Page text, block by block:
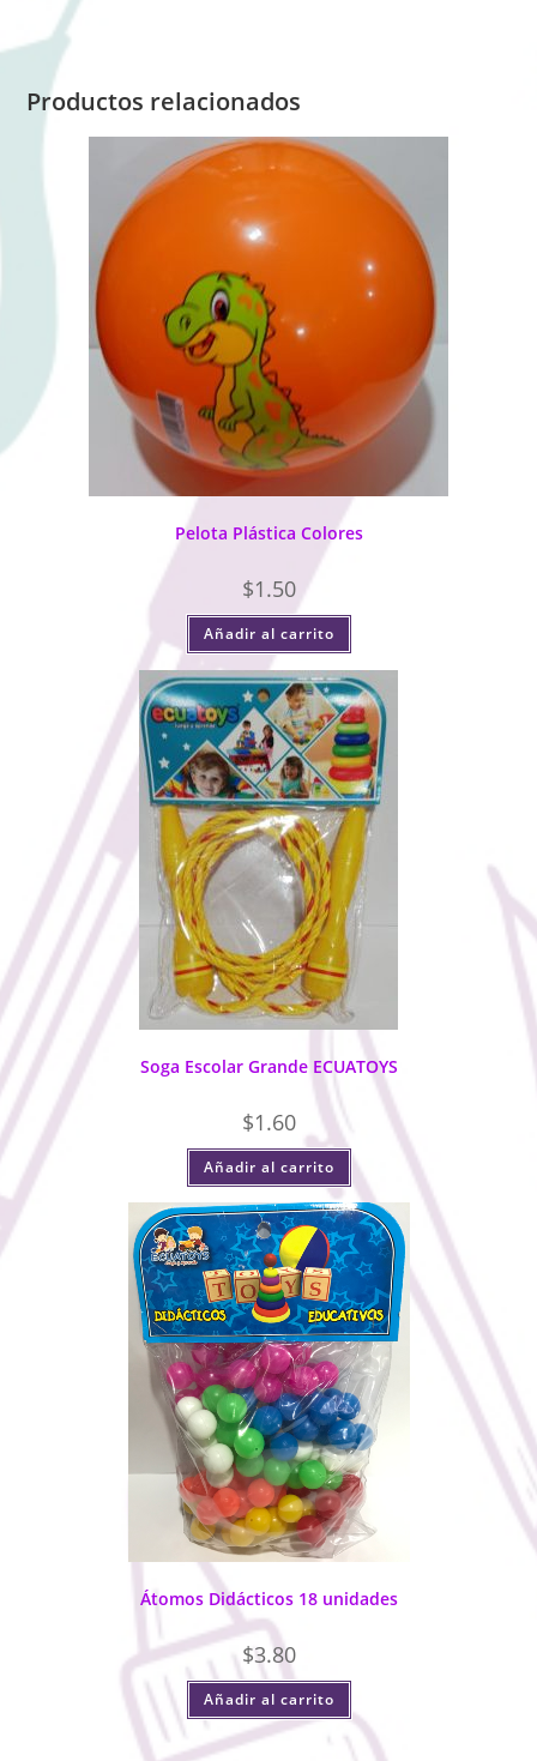
Productos relacionados
Pelota Plástica Colores
$1.50
Añadir al carrito
Soga Escolar Grande ECUATOYS
$1.60
Añadir al carrito
Átomos Didácticos 18 unidades
$3.80
Añadir al carrito